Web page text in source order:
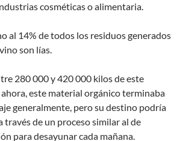
cosméticas o alimentaria.
al 14% de todos los residuos generados
son lías.
280 000 y 420 000 kilos de este
este material orgánico terminaba
generalmente, pero su destino podría
través de un proceso similar al de
para desayunar cada mañana.